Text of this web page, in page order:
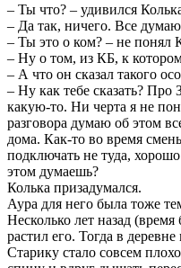
– Ты что? – удивился
– Да так, ничего. Все
– Ты это о ком? – не понял
– Ну о том, из КБ, к
– А что он сказал такого
– Ну как тебе сказать?
какую-то. Ни черта я не
разговора думаю об этом
дома. Как-то во время
подключать не туда,
этом думаешь?
Колька призадумался.
Аура для него была тоже
Несколько лет назад
растил его. Тогда в
Старику стало совсем